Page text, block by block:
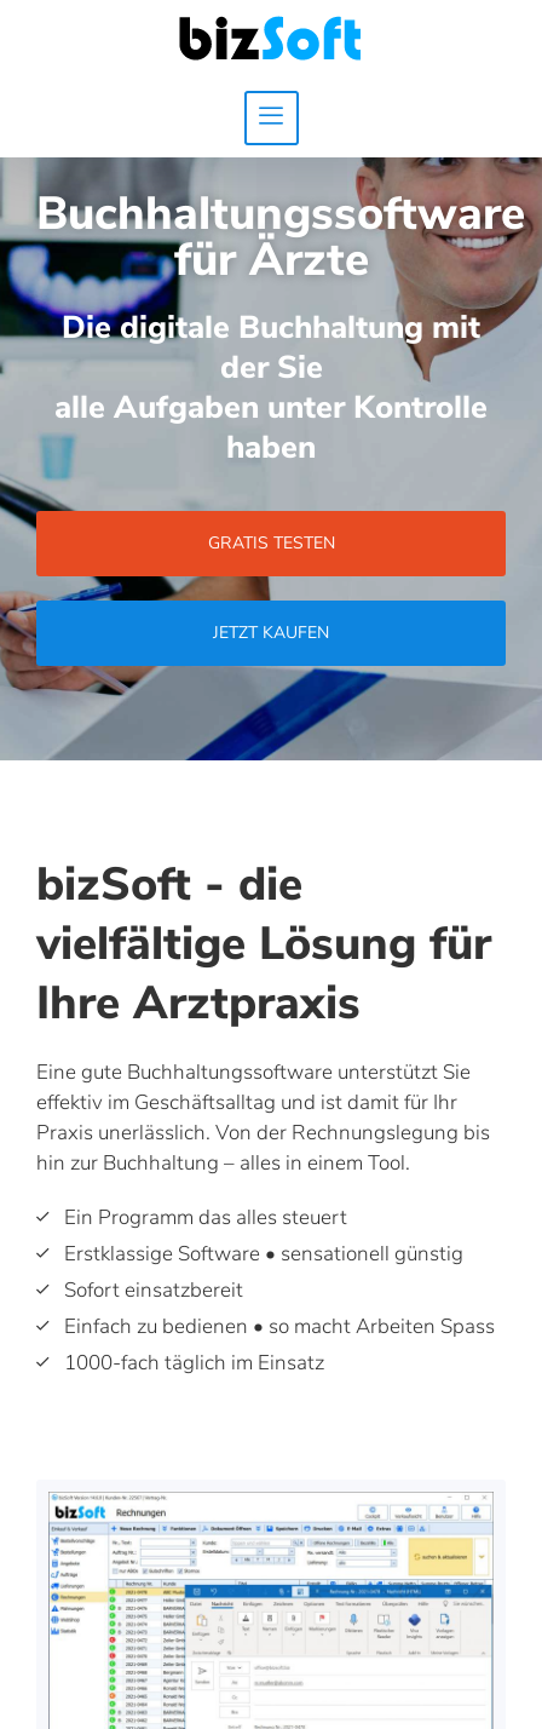
Buchhaltungssoftware
für Ärzte
Die digitale Buchhaltung mit
der Sie
alle Aufgaben unter Kontrolle
haben
GRATIS TESTEN
JETZT KAUFEN
bizSoft - die
vielfältige Lösung für
Ihre Arztpraxis
Eine gute Buchhaltungssoftware unterstützt Sie
effektiv im Geschäftsalltag und ist damit für Ihr
Praxis unerlässlich. Von der Rechnungslegung bis
hin zur Buchhaltung – alles in einem Tool.
Ein Programm das alles steuert
Erstklassige Software • sensationell günstig
Sofort einsatzbereit
Einfach zu bedienen • so macht Arbeiten Spass
1000-fach täglich im Einsatz